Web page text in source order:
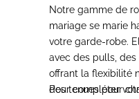
Notre gamme de
mariage se marie
votre garde-robe.
avec des pulls,
offrant la flexibilité
des tenues pour
Pour compléter